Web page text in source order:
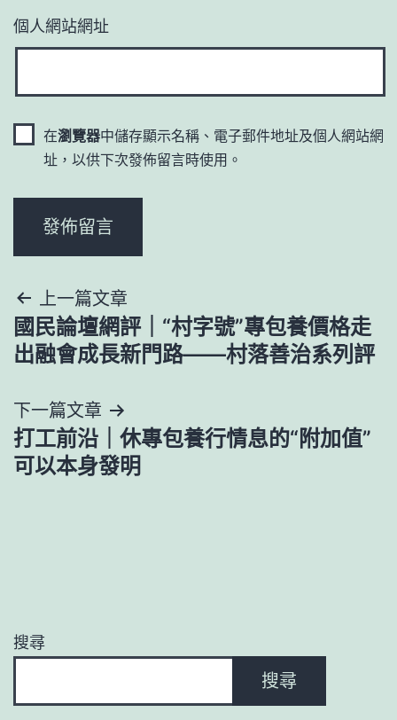
個人網站網址
在瀏覽器中儲存顯示名稱、電子郵件地址及個人網站網
址，以供下次發佈留言時使用。
文
章
覽
上一篇文章
國民論壇網評｜“村字號”專包養價格走
出融會成長新門路——村落善治系列評
下一篇文章
打工前沿｜休專包養行情息的“附加值”
可以本身發明
搜尋
搜尋